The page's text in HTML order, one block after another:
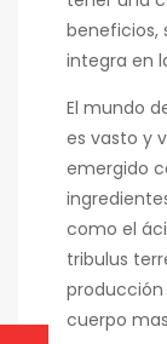
beneficios,
integra en
El mundo
es vasto y
emergido
como el
tribulus
cuerpo